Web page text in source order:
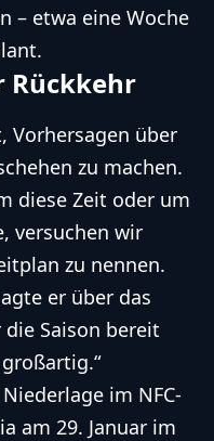
– etwa eine Woche
Rückkehr
Vorhersagen über
zu machen.
diese Zeit oder um
versuchen wir
zu nennen.
er über das
Saison bereit
im NFC-
am 29. Januar im